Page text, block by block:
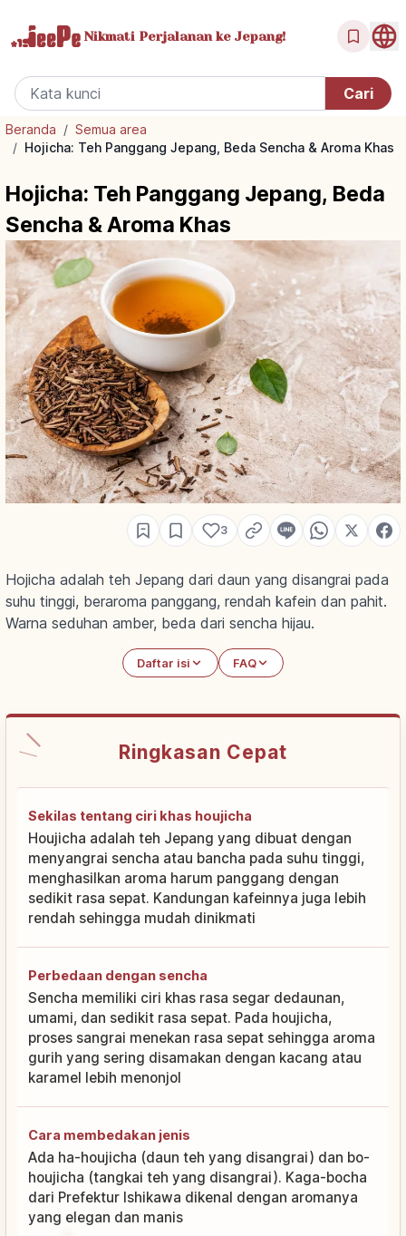
Nikmati Perjalanan ke Jepang!
Beranda / Semua area
/ Hojicha: Teh Panggang Jepang, Beda Sencha & Aroma Khas
Hojicha: Teh Panggang Jepang, Beda
Sencha & Aroma Khas
3
Hojicha adalah teh Jepang dari daun yang disangrai pada
suhu tinggi, beraroma panggang, rendah kafein dan pahit.
Warna seduhan amber, beda dari sencha hijau.
Daftar isi FAQ
Ringkasan Cepat
Sekilas tentang ciri khas houjicha
Houjicha adalah teh Jepang yang dibuat dengan
menyangrai sencha atau bancha pada suhu tinggi,
menghasilkan aroma harum panggang dengan
sedikit rasa sepat. Kandungan kafeinnya juga lebih
rendah sehingga mudah dinikmati
Perbedaan dengan sencha
Sencha memiliki ciri khas rasa segar dedaunan,
umami, dan sedikit rasa sepat. Pada houjicha,
proses sangrai menekan rasa sepat sehingga aroma
gurih yang sering disamakan dengan kacang atau
karamel lebih menonjol
Cara membedakan jenis
Ada ha-houjicha (daun teh yang disangrai) dan bo-
houjicha (tangkai teh yang disangrai). Kaga-bocha
dari Prefektur Ishikawa dikenal dengan aromanya
yang elegan dan manis